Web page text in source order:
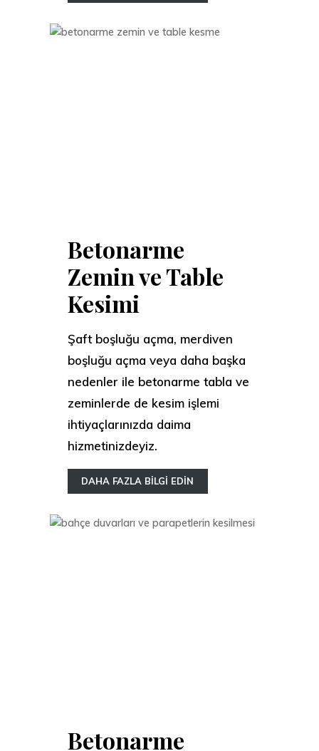
Betonarme
Zemin ve Table
Kesimi
Şaft boşluğu açma, merdiven
boşluğu açma veya daha başka
nedenler ile betonarme tabla ve
zeminlerde de kesim işlemi
ihtiyaçlarınızda daima
hizmetinizdeyiz.
DAHA FAZLA BİLGİ EDİN
Betonarme